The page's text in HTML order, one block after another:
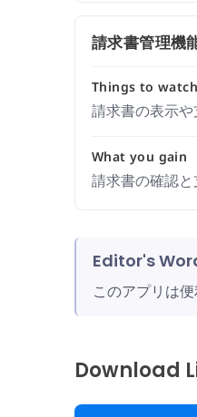
請求書管理機
Things to watch
請求書の表示や
What you gain
請求書の確認と
Editor's
このアプリは
Download